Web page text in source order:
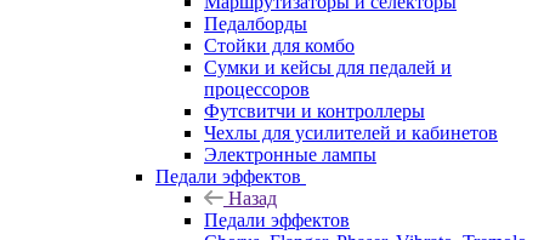
Педалборды
Стойки для комбо
Сумки и кейсы для педалей и
процессоров
Футсвитчи и контроллеры
Чехлы для усилителей и кабинетов
Электронные лампы
Педали эффектов
Назад
Педали эффектов